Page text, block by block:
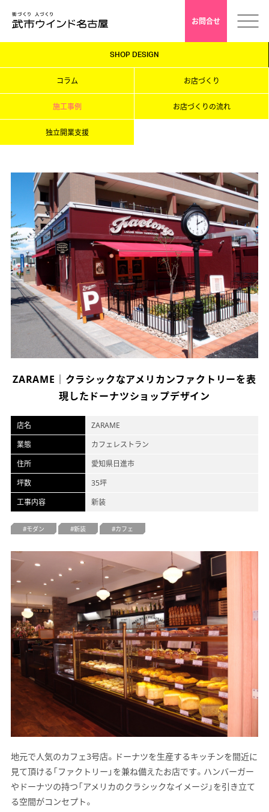
採用情報
店舗デザイン
インドアゴルフ
オフィスデザイン
不動産情報
お問合せ
SHOP DESIGN
コラム お店づくり
施工事例 お店づくりの流れ
独立開業支援
ZARAME｜クラシックなアメリカンファクトリーを表
現したドーナツショップデザイン
店名
ZARAME
業態
カフェレストラン
住所
愛知県日進市
坪数
35坪
工事内容
新装
モダン 新装 カフェ
地元で人気のカフェ3号店。ドーナツを生産するキッチンを間近に
見て頂ける「ファクトリー」を兼ね備えたお店です。ハンバーガー
やドーナツの持つ「アメリカのクラシックなイメージ」を引き立て
る空間がコンセプト。